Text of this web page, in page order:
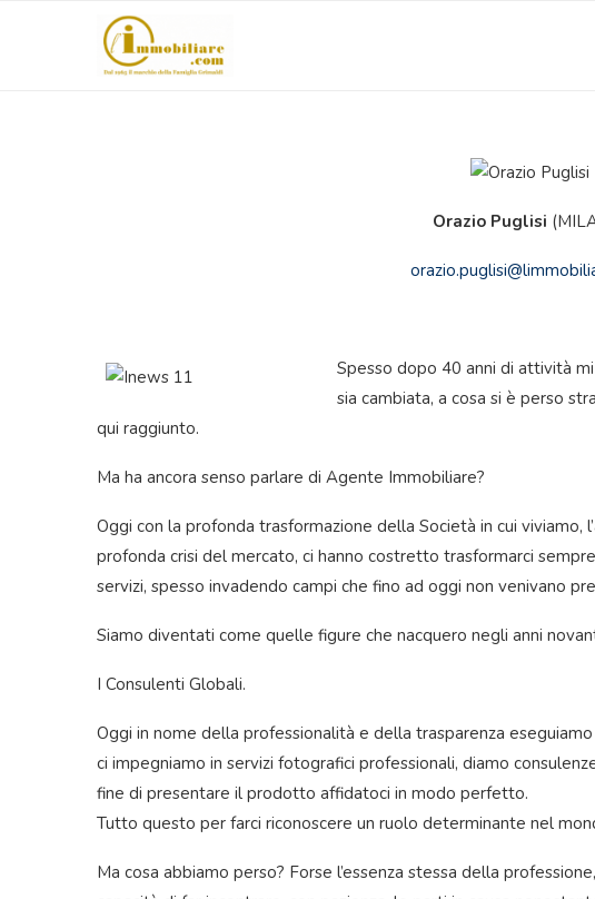
Orazio Puglisi
Spesso dopo 40 anni di attività
sia cambiata, a cosa si è perso
qui raggiunto.
Ma ha ancora senso parlare di Agente Immobiliare?
Oggi con la profonda trasformazione della Società in cui
profonda crisi del mercato, ci hanno costretto trasformarci
servizi, spesso invadendo campi che fino ad oggi non venivano
Siamo diventati come quelle figure che nacquero negli anni
I Consulenti Globali.
Oggi in nome della professionalità e della trasparenza
ci impegniamo in servizi fotografici professionali, diamo
fine di presentare il prodotto affidatoci in modo perfetto.
Tutto questo per farci riconoscere un ruolo determinante nel
Ma cosa abbiamo perso? Forse l’essenza stessa della